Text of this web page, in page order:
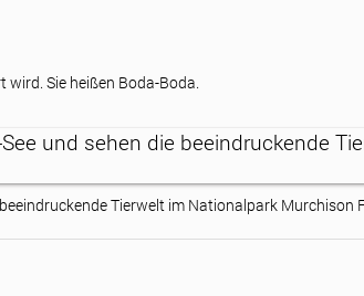
Sie heißen Boda-Boda.
Tierwelt im Nationalpark Murchison